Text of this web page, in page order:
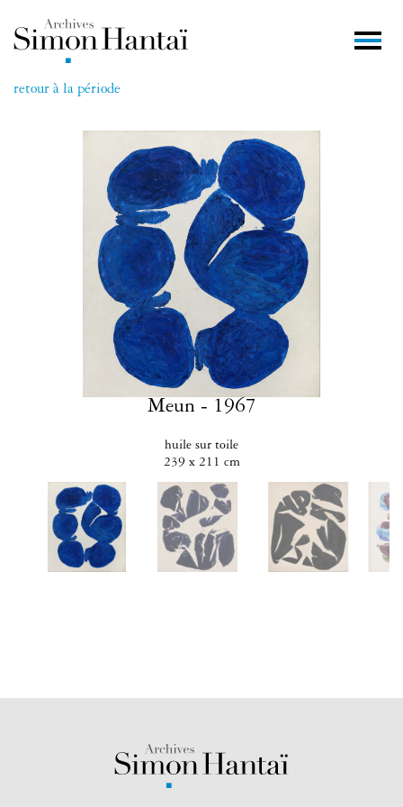
retour à la période
Meun - 1967
huile sur toile
239 x 211 cm